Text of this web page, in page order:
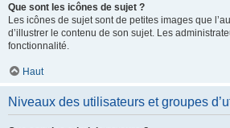
Que sont les icônes de sujet ?
Les icônes de sujet sont de petites images que
d’illustrer le contenu de son sujet. Les
fonctionnalité.
Haut
Niveaux des utilisateurs et groupes